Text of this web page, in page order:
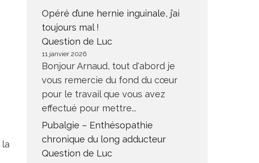
Opéré d’une hernie inguinale, j’ai
toujours mal !
Question de Luc
11 janvier 2026
Bonjour Arnaud, tout d'abord je
vous remercie du fond du cœur
pour le travail que vous avez
effectué pour mettre...
Pubalgie – Enthésopathie
chronique du long adducteur
Question de Luc